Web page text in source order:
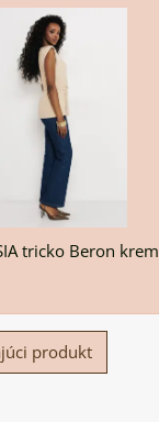
tricko Beron krem
produkt